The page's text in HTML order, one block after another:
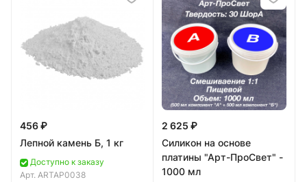
456 ₽
Лепной камень Б, 1 кг
Доступно к заказу
Арт. ARTAP0038
2 625 ₽
Силикон на основе
платины "Арт-ПроСвет" -
1000 мл